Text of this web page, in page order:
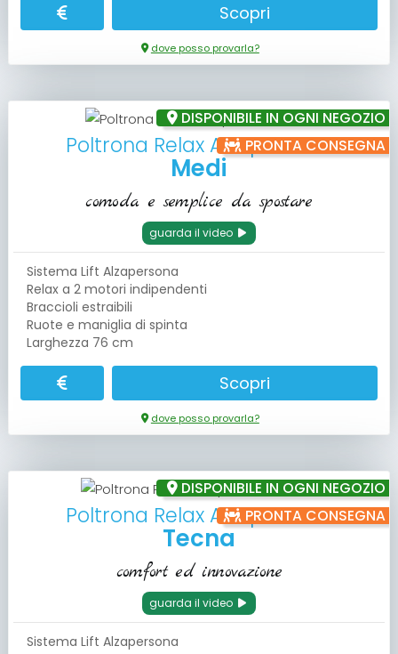
Scopri
dove posso provarla?
DISPONIBILE IN OGNI NEGOZIO
PRONTA CONSEGNA
Poltrona Relax Alzapersona
Medi
comoda e semplice da spostare
guarda il video
Sistema Lift Alzapersona
Relax a 2 motori indipendenti
Braccioli estraibili
Ruote e maniglia di spinta
Larghezza 76 cm
Scopri
dove posso provarla?
DISPONIBILE IN OGNI NEGOZIO
PRONTA CONSEGNA
Poltrona Relax Alzapersona
Tecna
comfort ed innovazione
guarda il video
Sistema Lift Alzapersona